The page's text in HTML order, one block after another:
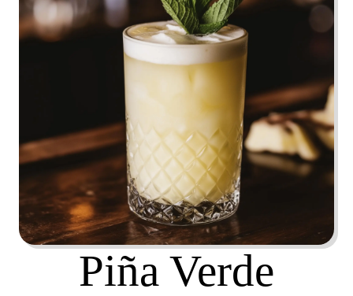
Piña Verde